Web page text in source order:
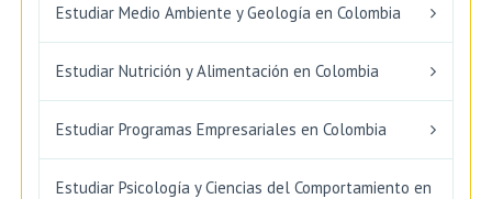
Estudiar Medio Ambiente y Geología en Colombia
Estudiar Nutrición y Alimentación en Colombia
Estudiar Programas Empresariales en Colombia
Estudiar Psicología y Ciencias del Comportamiento en